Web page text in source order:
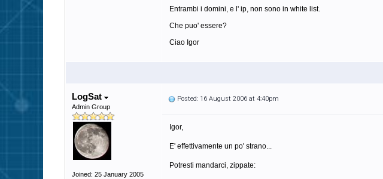
Entrambi i domini, e l' ip, non sono in white list.
Che puo' essere?
Ciao Igor
LogSat
Admin Group
Joined: 25 January 2005
Posted: 16 August 2006 at 4:40pm
Igor,
E' effettivamente un po' strano...
Potresti mandarci, zippate: